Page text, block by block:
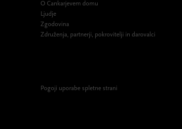
O Cankarjevem domu
Ljudje
Zgodovina
Združenja, partnerji, pokrovitelji in darovalci
Pogoji uporabe spletne strani